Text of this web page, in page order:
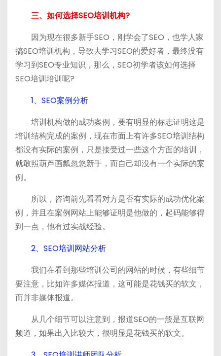
三、如何选择SEO培训机构?
因为现在很多新手SEO，刚学会了SEO，也学人家
搞SEO培训机构，导致去学习SEO的爱好者，最终没有
学习到SEO专业知识，那么，SEO初学者该如何选择
SEO培训培训呢?
1、SEO案例分析
培训机构做的成功案例，要有明显的标志证明这是
培训结构完成的案例，现在市面上有许多SEO培训结构
都没有实际的案例，只是接受过一些这个方面的培训，
就敢照葫芦画瓢忽悠新手，而自己却没有一个实际的案
例。
所以，咨询前先看看对方是否有实际的成功优化案
例，并且在案例网站上能够证明是他做的，起码能够得
到一点，他有过实战经验。
2、SEO培训网站分析
我们在看到那些培训公司的网站的时候，有些细节
要注意，比如许多媒体报道，这可能是花钱买的软文，
而并非媒体报道。
从几个细节可以注意到，报道SEO的一般是互联网
频道，如果出入比较大，很明显是花钱买的软文。